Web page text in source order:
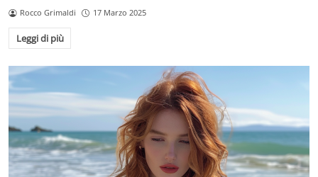
Rocco Grimaldi 17 Marzo 2025
Leggi di più